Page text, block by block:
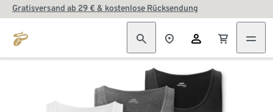
Gratisversand ab 29 € & kostenlose Rücksendung